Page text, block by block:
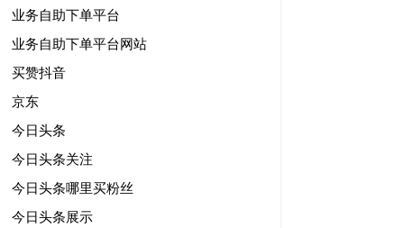
业务自助下单平台
业务自助下单平台网站
买赞抖音
京东
今日头条
今日头条关注
今日头条哪里买粉丝
今日头条展示